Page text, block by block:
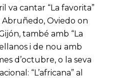
va cantar “La favorita”
Oviedo on
també amb “La
i de nou amb
d’octubre, o la seva
“L’africana” al